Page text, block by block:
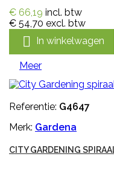
€ 66,19 incl. btw
€ 54,70 excl. btw
 In winkelwagen
Meer
Referentie: G4647
Merk: Gardena
CITY GARDENING